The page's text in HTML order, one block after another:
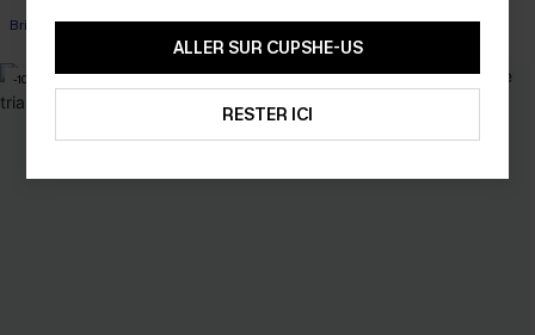
Brillant
-10%
ALLER SUR CUPSHE-US
RESTER ICI